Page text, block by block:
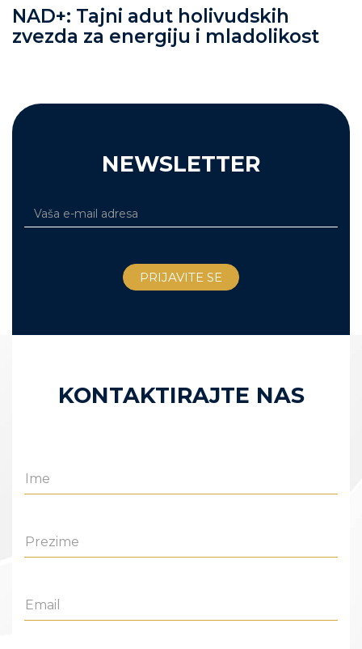
NAD+: Tajni adut holivudskih
zvezda za energiju i mladolikost
NEWSLETTER
KONTAKTIRAJTE NAS